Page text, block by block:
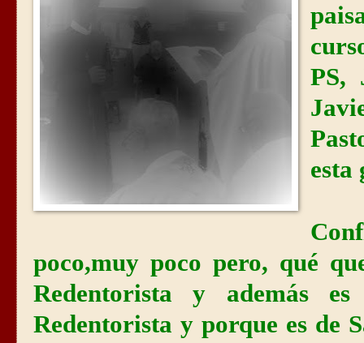
PS,
esta
poco,muy poco pero, qué
Redentorista y además
Redentorista y porque es de